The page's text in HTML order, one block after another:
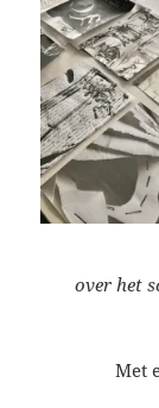
over het
Met